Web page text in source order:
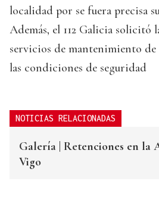
localidad por se fuera precisa
Además, el 112 Galicia solicitó
servicios de mantenimiento de
las condiciones de seguridad
NOTICIAS RELACIONADAS
Galería | Retenciones en la
Vigo